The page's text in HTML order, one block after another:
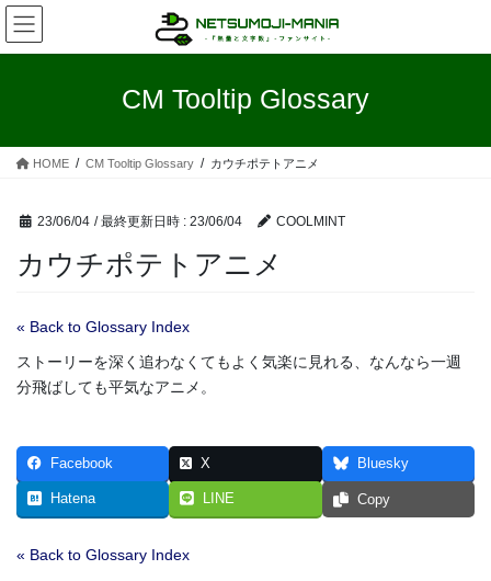
コ
ン
テ
ス
ナ
ビ
ゲ
ン
CM Tooltip Glossary
HOME CM Tooltip Glossary カウチポテトアニメ
23/06/04 / 最終更新日時 : 23/06/04 COOLMINT
カウチポテトアニメ
« Back to Glossary Index
ストーリーを深く追わなくてもよく気楽に見れる、なんなら一週
分飛ばしても平気なアニメ。
Facebook X Bluesky
Hatena LINE Copy
« Back to Glossary Index